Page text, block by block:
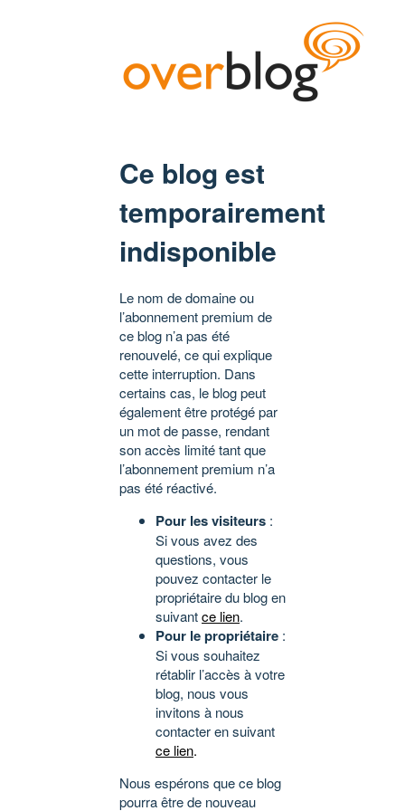
Ce blog est
temporairement
indisponible
Le nom de domaine ou
l’abonnement premium de
ce blog n’a pas été
renouvelé, ce qui explique
cette interruption. Dans
certains cas, le blog peut
également être protégé par
un mot de passe, rendant
son accès limité tant que
l’abonnement premium n’a
pas été réactivé.
Pour les visiteurs :
Si vous avez des
questions, vous
pouvez contacter le
propriétaire du blog en
suivantce lien.
Pour le propriétaire :
Si vous souhaitez
rétablir l’accès à votre
blog, nous vous
invitons à nous
contacter en suivant
ce lien.
Nous espérons que ce blog
pourra être de nouveau